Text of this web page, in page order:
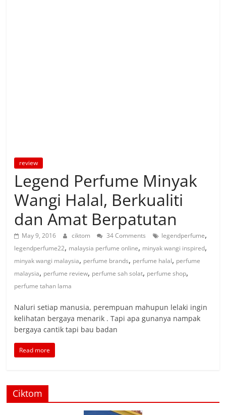
review
Legend Perfume Minyak
Wangi Halal, Berkualiti
dan Amat Berpatutan
May 9, 2016 ciktom 34 Comments legendperfume,
legendperfume22, malaysia perfume online, minyak wangi inspired,
minyak wangi malaysia, perfume brands, perfume halal, perfume
malaysia, perfume review, perfume sah solat, perfume shop,
perfume tahan lama
Naluri setiap manusia, perempuan mahupun lelaki ingin
kelihatan bergaya menarik . Tapi apa gunanya nampak
bergaya cantik tapi bau badan
Read more
Ciktom